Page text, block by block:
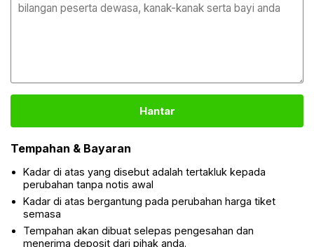
Tempahan & Bayaran
Kadar di atas yang disebut adalah tertakluk kepada
perubahan tanpa notis awal
Kadar di atas bergantung pada perubahan harga tiket
semasa
Tempahan akan dibuat selepas pengesahan dan
menerima deposit dari pihak anda.